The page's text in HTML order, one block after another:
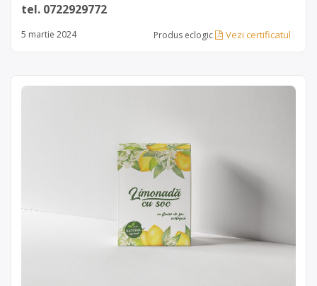
tel. 0722929772
5 martie 2024 Produs eclogic Vezi certificatul